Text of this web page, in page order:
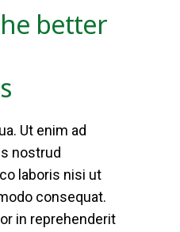
better
Ut enim ad
nostrud
laboris nisi ut
consequat.
in reprehenderit